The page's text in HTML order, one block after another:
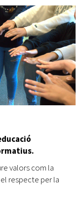
valors com la
respecte per la